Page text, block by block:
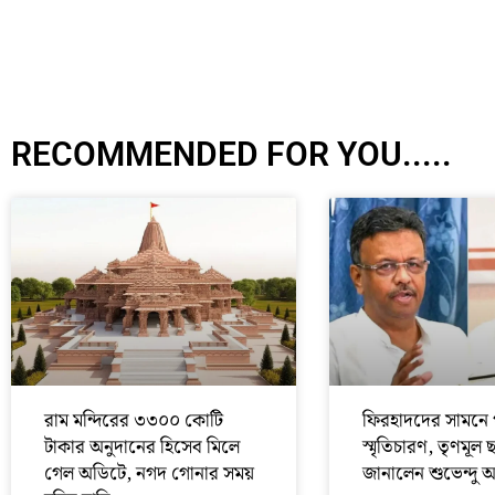
RECOMMENDED FOR YOU.....
রাম মন্দিরের ৩৩০০ কোটি
টাকার অনুদানের হিসেব মিলে
গেল অডিটে, নগদ গোনার সময়
ফিরহাদদের
স্মৃতিচারণ, তৃণমূল
জানালেন শুভেন্দু